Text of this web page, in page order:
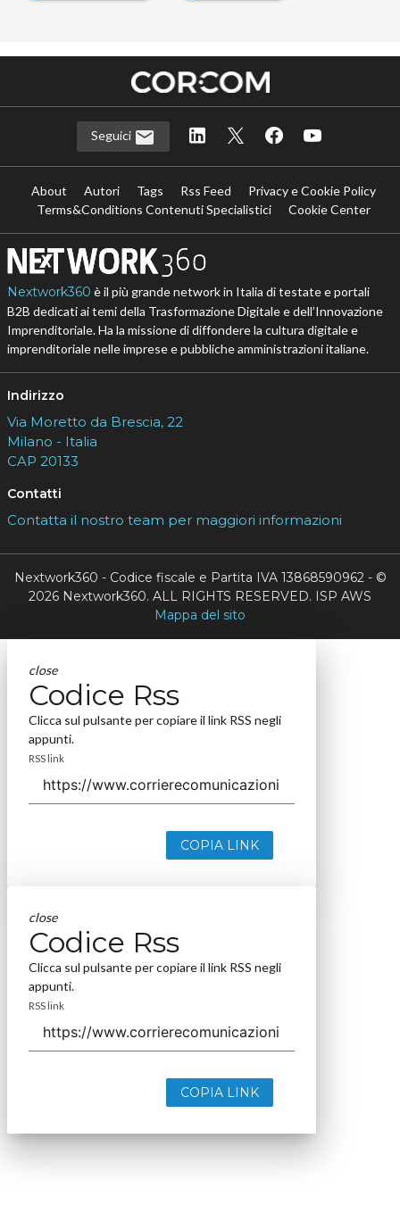
Seguici
About Autori Tags Rss Feed
Privacy e Cookie Policy
Terms&Conditions Contenuti Specialistici
Cookie Center
Nextwork360 è il più grande network in Italia di testate e portali
B2B dedicati ai temi della Trasformazione Digitale e dell’Innovazione
Imprenditoriale. Ha la missione di diffondere la cultura digitale e
imprenditoriale nelle imprese e pubbliche amministrazioni italiane.
Indirizzo
Via Moretto da Brescia, 22
Milano - Italia
CAP 20133
Contatti
Contatta il nostro team per maggiori informazioni
Nextwork360 - Codice fiscale e Partita IVA 13868590962 - ©
2026 Nextwork360. ALL RIGHTS RESERVED. ISP AWS
Mappa del sito
close
Codice Rss
Clicca sul pulsante per copiare il link RSS negli
appunti.
RSS link
COPIA LINK
close
Codice Rss
Clicca sul pulsante per copiare il link RSS negli
appunti.
RSS link
COPIA LINK